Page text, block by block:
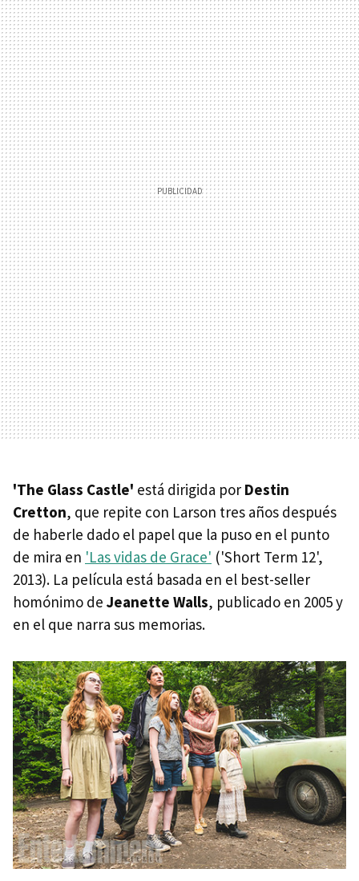
'The Glass Castle' está dirigida por Destin
Cretton, que repite con Larson tres años después
de haberle dado el papel que la puso en el punto
de mira en 'Las vidas de Grace' ('Short Term 12',
2013). La película está basada en el best-seller
homónimo de Jeanette Walls, publicado en 2005 y
en el que narra sus memorias.